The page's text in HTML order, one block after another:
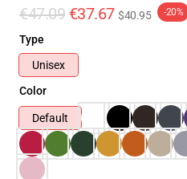
€47.09 €37.67 $40.95 -20%
Type
Unisex
Color
Default